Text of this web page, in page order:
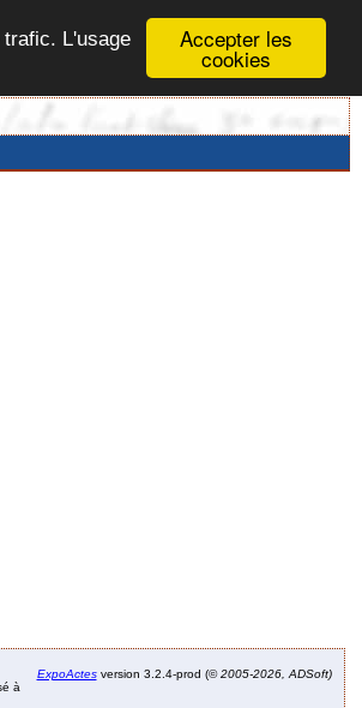
Accepter les
cookies
L'usage
à
ExpoActesversion 3.2.4-prod (©2005-2026, ADSoft)